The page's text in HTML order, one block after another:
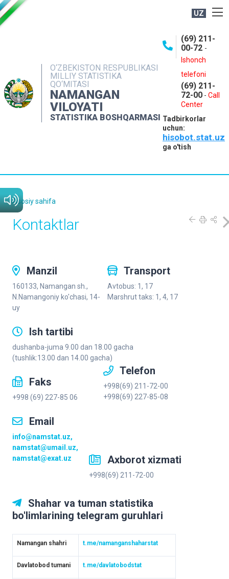
UZ
O‘ZBEKISTON RESPUBLIKASI
MILLIY STATISTIKA
QO‘MITASI
NAMANGAN
VILOYATI
STATISTIKA BOSHQARMASI
(69) 211-
00-72 -
Ishonch
telefoni
(69) 211-
72-00 - Call
Center
Tadbirkorlar
uchun:
hisobot.stat.uz
ga o'tish
NASHRLAR
INTERAKTIV XIZMATLAR
MATBUOT XIZMATI
MUROJAATLAR
Asosiy sahifa
Kontaktlar
Transport
Avtobus: 1, 17
Marshrut taks: 1, 4, 17
Manzil
160133, Namangan sh.,
N.Namangoniy ko'chasi, 14-
uy
Ish tartibi
dushanba-juma 9.00 dan 18.00 gacha
(tushlik:13.00 dan 14.00 gacha)
Telefon
+998(69) 211-72-00
+998(69) 227-85-08
Faks
+998 (69) 227-85 06
Email
info@namstat.uz,
namstat@umail.uz,
namstat@exat.uz
Axborot xizmati
+998(69) 211-72-00
Shahar va tuman statistika
bo'limlarining telegram guruhlari
Namangan shahri t.me/namanganshaharstat
Davlatobod tumani t.me/davlatobodstat